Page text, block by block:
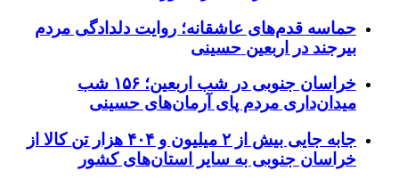
حماسه قدم‌های عاشقانه؛ روایت دلدادگی مردم
بیرجند در اربعین حسینی
خراسان جنوبی در شب اربعین؛ ۱۵۶ شب
میدان‌داری مردم پای آرمان‌های حسینی
جابه جایی بیش از ۲ میلیون و ۴۰۴ هزار تن کالا از
خراسان جنوبی به سایر استان‌های کشور